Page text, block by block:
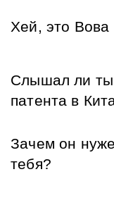
Хей, это Вова
Слышал ли ты
патента в
Зачем он
тебя?